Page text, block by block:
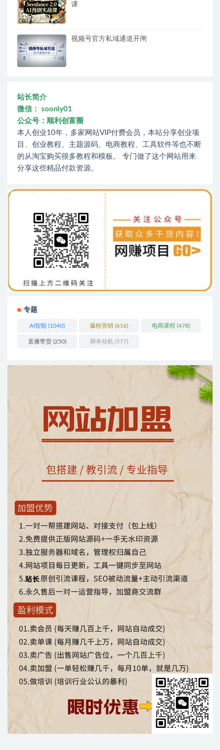
课
视频号官方私域通道开闸
站长简介
微信： soonly01
公众号：顺利创富圈
本人创业10年，多家网站VIP付费会员，本站分享创业项
目、创业教程、主题源码、电商教程、工具软件等也不断
的从淘宝购买很多教程和模板。 专门做了这个网站用来
分享这些精品付款资源。
专题
AI智能 (1040) 爆粉营销 (616) 电商课程 (478)
直播带货 (250) 脚本挂机 (577)